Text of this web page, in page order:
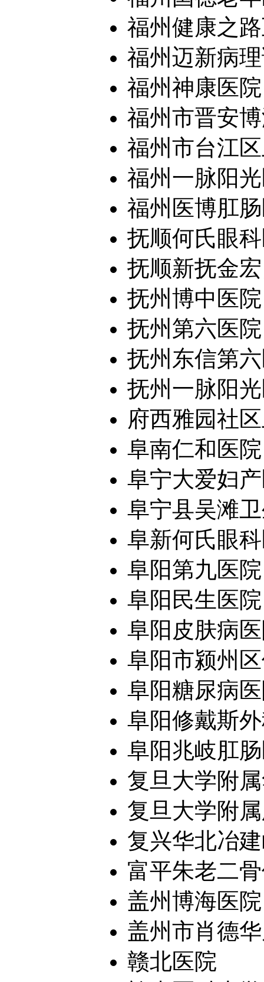
福州健康之
福州迈新病
福州神康医院
福州市晋安
福州市台江
福州一脉阳
福州医博肛
抚顺何氏眼
抚顺新抚金
抚州博中医院
抚州第六医院
抚州东信第
抚州一脉阳
府西雅园社
阜南仁和医院
阜宁大爱妇
阜宁县吴滩
阜新何氏眼
阜阳第九医院
阜阳民生医院
阜阳皮肤病
阜阳市颍州
阜阳糖尿病
阜阳修戴斯
阜阳兆岐肛
复旦大学附
复旦大学附
复兴华北冶
富平朱老二
盖州博海医院
盖州市肖德
赣北医院